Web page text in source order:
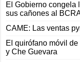
El Gobierno congela
sus cañones al
CAME: Las ventas
El quirófano móvil
y Che Guevara